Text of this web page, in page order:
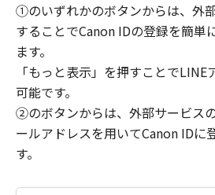
①のいずれかのボタンからは、外
することでCanon IDの登録を簡単
ます。
「もっと表示」を押すことで
可能です。
②のボタンからは、外部サービス
ールアドレスを用いてCanon IDに
す。